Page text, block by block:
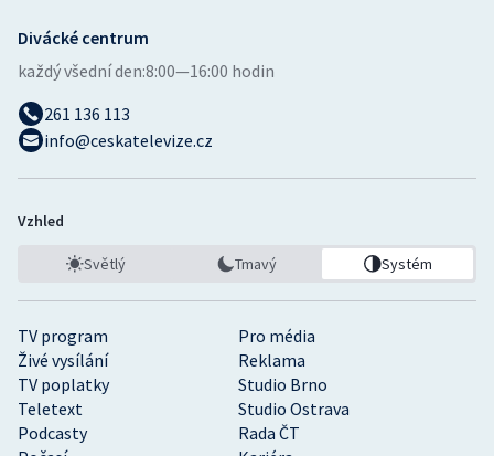
TV program
Pro média
Živé vysílání
Reklama
TV poplatky
Studio Brno
Teletext
Studio Ostrava
Podcasty
Rada ČT
Divácké centrum
každý všední den:8:00—16:00 hodin
261 136 113
info@ceskatelevize.cz
Vzhled
Světlý Tmavý Systém